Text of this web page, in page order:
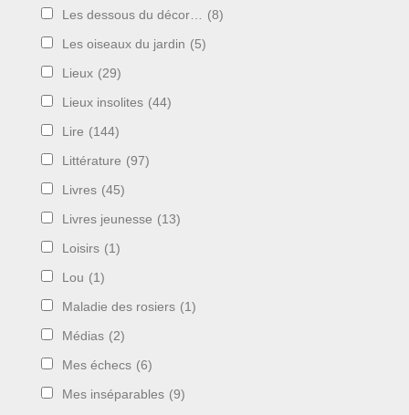
Les dessous du décor… (8)
Les oiseaux du jardin (5)
Lieux (29)
Lieux insolites (44)
Lire (144)
Littérature (97)
Livres (45)
Livres jeunesse (13)
Loisirs (1)
Lou (1)
Maladie des rosiers (1)
Médias (2)
Mes échecs (6)
Mes inséparables (9)